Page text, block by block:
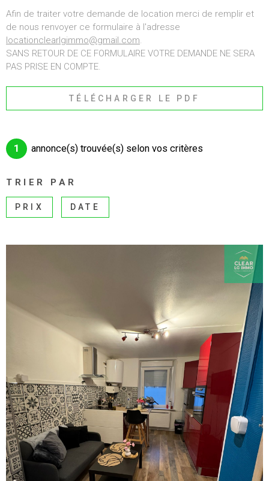
ALERTE E-
CONTACT
Afin de traiter votre demande de location merci de remplir et
de nous renvoyer ce formulaire à l'adresse
locationclearlgimmo@gmail.com
SANS RETOUR DE CE FORMULAIRE VOTRE DEMANDE NE SERA
PAS PRISE EN COMPTE.
TÉLÉCHARGER LE PDF
1 annonce(s) trouvée(s) selon vos critères
TRIER PAR
PRIX DATE
VOIR LE BIEN
CHAMPS
TEXTE
RÉFÉRENCE
CRITÈRES SUPPLÉMENTAIRES
Piscine
Parking
RECHERCHER